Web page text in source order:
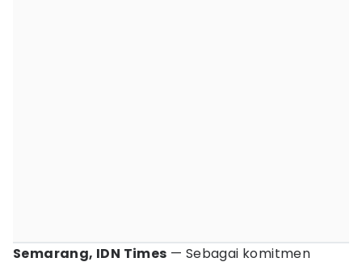
Semarang, IDN Times — Sebagai komitmen